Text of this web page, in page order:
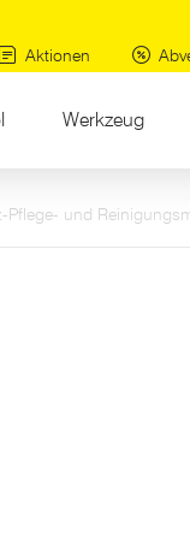
Aktionen
Werkzeug
Pflege- und